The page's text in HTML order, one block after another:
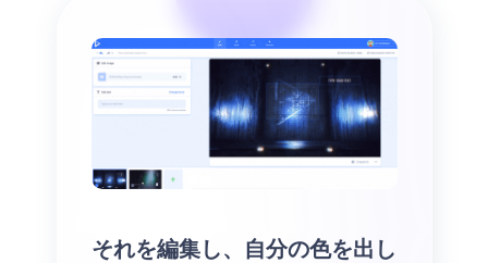
それを編集し、自分の色を出し